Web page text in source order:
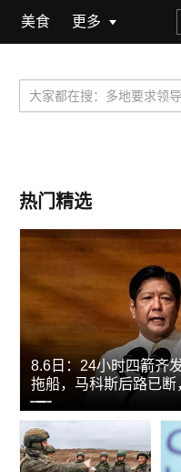
美食 更多
热门精选
8.6日：24小时四箭齐
拖船，马科斯后路已断
012